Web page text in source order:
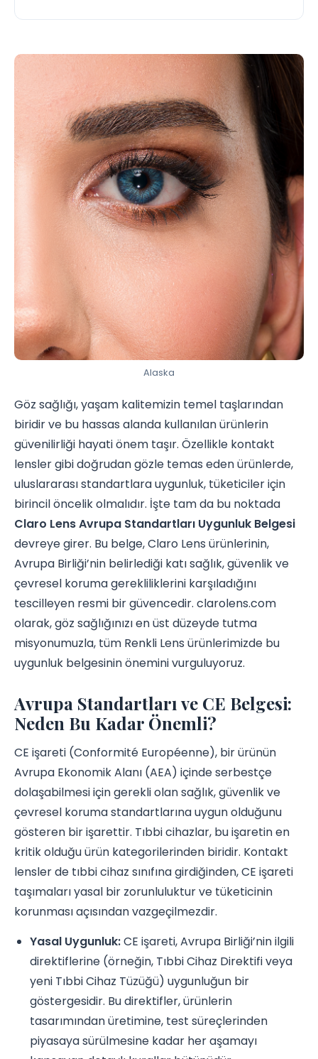
Alaska
Göz sağlığı, yaşam kalitemizin temel taşlarından
biridir ve bu hassas alanda kullanılan ürünlerin
güvenilirliği hayati önem taşır. Özellikle kontakt
lensler gibi doğrudan gözle temas eden ürünlerde,
uluslararası standartlara uygunluk, tüketiciler için
birincil öncelik olmalıdır. İşte tam da bu noktada
Claro Lens Avrupa Standartları Uygunluk Belgesi
devreye girer. Bu belge, Claro Lens ürünlerinin,
Avrupa Birliği’nin belirlediği katı sağlık, güvenlik ve
çevresel koruma gerekliliklerini karşıladığını
tescilleyen resmi bir güvencedir. clarolens.com
olarak, göz sağlığınızı en üst düzeyde tutma
misyonumuzla, tüm Renkli Lens ürünlerimizde bu
uygunluk belgesinin önemini vurguluyoruz.
Avrupa Standartları ve CE Belgesi:
Neden Bu Kadar Önemli?
CE işareti (Conformité Européenne), bir ürünün
Avrupa Ekonomik Alanı (AEA) içinde serbestçe
dolaşabilmesi için gerekli olan sağlık, güvenlik ve
çevresel koruma standartlarına uygun olduğunu
gösteren bir işarettir. Tıbbi cihazlar, bu işaretin en
kritik olduğu ürün kategorilerinden biridir. Kontakt
lensler de tıbbi cihaz sınıfına girdiğinden, CE işareti
taşımaları yasal bir zorunluluktur ve tüketicinin
korunması açısından vazgeçilmezdir.
Yasal Uygunluk:CE işareti, Avrupa Birliği’nin ilgili
direktiflerine (örneğin, Tıbbi Cihaz Direktifi veya
yeni Tıbbi Cihaz Tüzüğü) uygunluğun bir
göstergesidir. Bu direktifler, ürünlerin
tasarımından üretimine, test süreçlerinden
piyasaya sürülmesine kadar her aşamayı